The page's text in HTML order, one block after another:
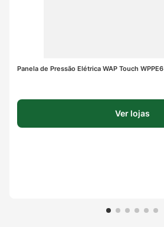
Panela de Pressão Elétrica WAP Touch WPPE6
Ver lojas